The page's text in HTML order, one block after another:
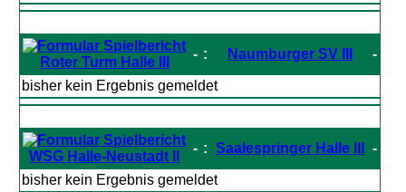
Roter Turm Halle III
- : Naumburger SV III -
bisher kein Ergebnis gemeldet
WSG Halle-Neustadt II
- : Saalespringer Halle III -
bisher kein Ergebnis gemeldet